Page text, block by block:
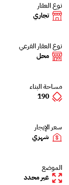
نوع العقار
تجاري
نوع العقار الفرعي
محل
مساحة البناء
190
سعر الإيجار
شهري
الموضع
غير محدد